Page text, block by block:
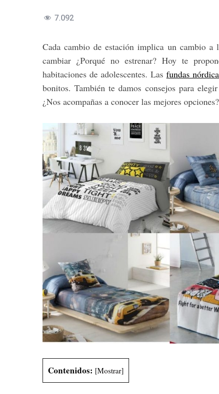
7.092
Cada cambio de estación implica un cambio
cambiar ¿Porqué no estrenar? Hoy te
habitaciones de adolescentes. Lasfundas
bonitos. También te damos consejos para
¿Nos acompañas a conocer las mejores opciones?
Contenidos: [Mostrar]
S
e
a
r
c
h
r
: